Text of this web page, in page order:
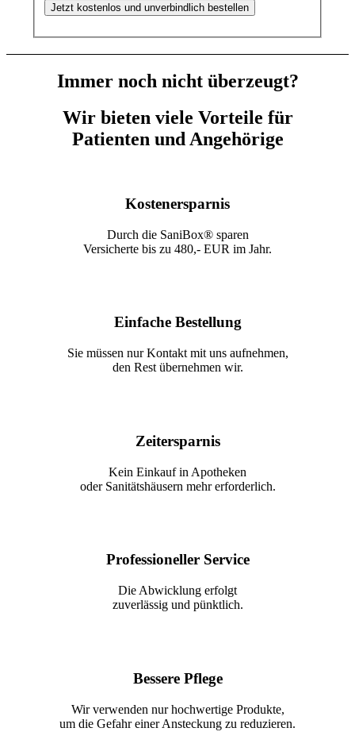
Immer noch nicht überzeugt?
Wir bieten viele Vorteile für
Patienten und Angehörige
Kostenersparnis
Durch die SaniBox® sparen
Versicherte bis zu 480,- EUR im Jahr.
Einfache Bestellung
Sie müssen nur Kontakt mit uns aufnehmen,
den Rest übernehmen wir.
Zeitersparnis
Kein Einkauf in Apotheken
oder Sanitätshäusern mehr erforderlich.
Professioneller Service
Die Abwicklung erfolgt
zuverlässig und pünktlich.
Bessere Pflege
Wir verwenden nur hochwertige Produkte,
um die Gefahr einer Ansteckung zu reduzieren.